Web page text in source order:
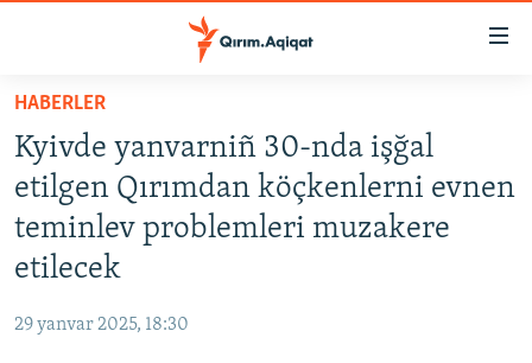
Esas
qaytmaq
Baş
navigatsiyağa
qaytmaq
Qıdıruvğa
HABERLER
SİYASET
İQTİSADİYAT
CEMİYET
İNSAN AQLARI
HABERLER
Kyivde yanvarniñ 30-nda işğal
etilgen Qırımdan köçkenlerni evnen
teminlev problemleri muzakere
etilecek
29 yanvar 2025, 18:30